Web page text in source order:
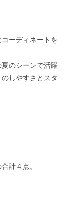
ーディネートを
のシーンで活躍
しやすさとスタ
計４点。